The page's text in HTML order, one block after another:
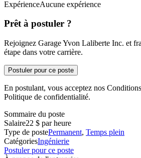
ExpérienceAucune expérience
Prêt à postuler ?
Rejoignez Garage Yvon Laliberte Inc. et
étape dans votre carrière.
Postuler pour ce poste
En postulant, vous acceptez nos
Politique de confidentialité.
Sommaire du poste
Salaire22 $ par heure
Type de postePermanent, Temps plein
CatégoriesIngénierie
Postuler pour ce poste